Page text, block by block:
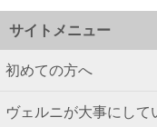
サイトメニュー
初めての方へ
ヴェルニが大事にして